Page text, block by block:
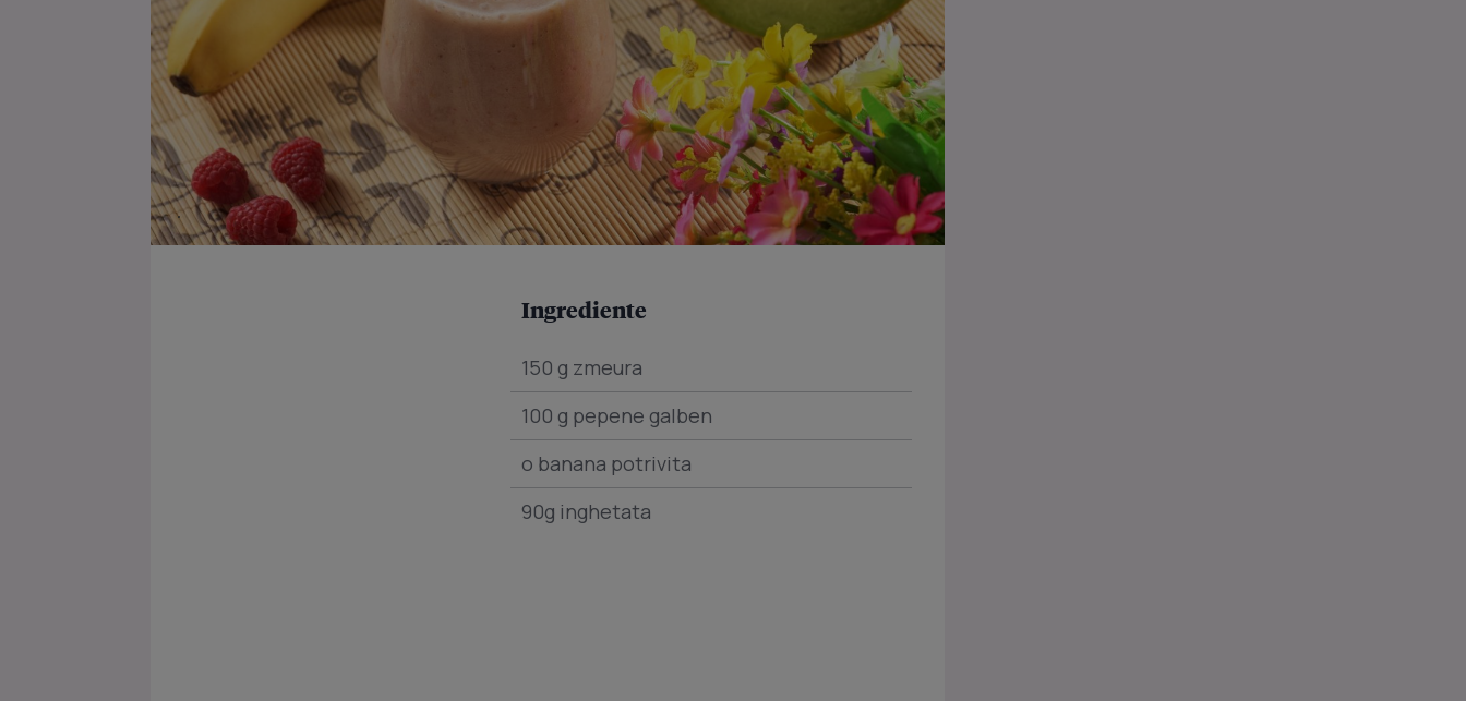
Ingrediente
150 g zmeura
100 g pepene galben
o banana potrivita
90g inghetata